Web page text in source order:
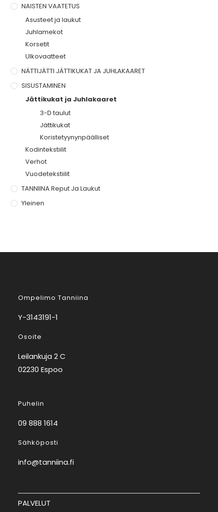
NAISTEN VAATETUS
Asusteet ja laukut
Juhlamekot
Korsetit
Ulkovaatteet
NÄTTIJÄTTI JÄTTIKUKAT JA JUHLAKAARET
SISUSTAMINEN
Jättikukat ja Juhlakaaret
3-D taulut
Jättikukat
Koristetyynynpäälliset
Kodintekstiilit
Verhot
Vuodetekstiilit
TANNIINA Reput Ja Laukut
Yleinen
Ompelimo Tanniina
Y-3143191-1
Osoite
Leilankuja 2 C
02230 Espoo
Puhelin
09 888 1614
Sähköposti
info@tanniina.fi
PALVELUT